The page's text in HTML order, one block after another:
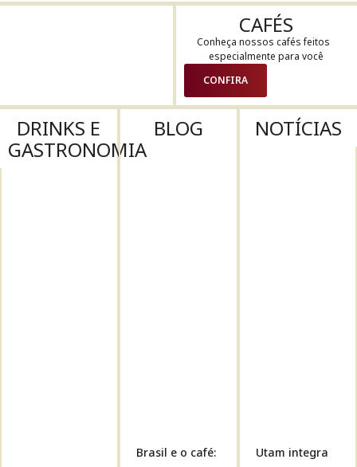
CAFÉS
Conheça nossos cafés feitos
especialmente para você
CONFIRA
DRINKS E
GASTRONOMIA
BLOG
Brasil e o café:
NOTÍCIAS
Utam integra